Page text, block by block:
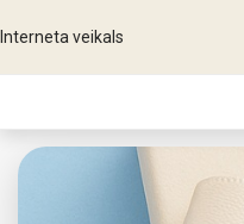
Interneta veikals